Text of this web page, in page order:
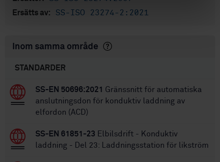
Ersätts av: SS-ISO 23274-2:2021
Inom samma område
STANDARDER
SS-EN 50696:2021
Gränssnitt för automatiska
anslutningsdon för konduktiv laddning av
elfordon (ACD)
SS-EN 61851-23 Elbilsdrift - Konduktiv
laddning - Del 23: Laddningsstation för likström